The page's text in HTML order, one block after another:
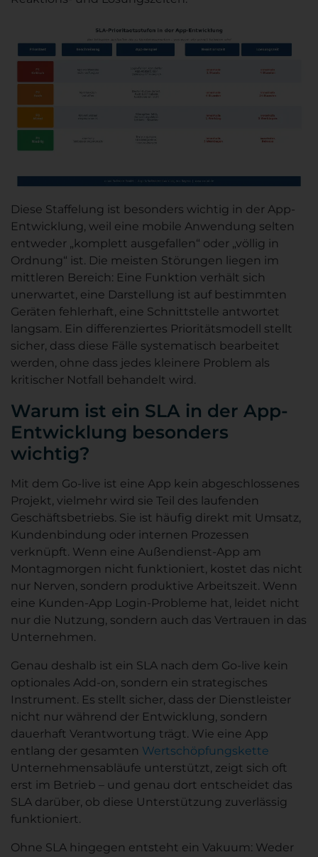
Diese Staffelung ist besonders wichtig in der App-
Entwicklung, weil eine mobile Anwendung selten
entweder „komplett ausgefallen“ oder „völlig in
Ordnung“ ist. Die meisten Störungen liegen im
mittleren Bereich: Eine Funktion verhält sich
unerwartet, eine Darstellung ist auf bestimmten
Geräten fehlerhaft, eine Schnittstelle antwortet
langsam. Ein differenziertes Prioritätsmodell stellt
sicher, dass diese Fälle systematisch bearbeitet
werden, ohne dass jedes kleinere Problem als
kritischer Notfall behandelt wird.
Warum ist ein SLA in der App-
Entwicklung besonders
wichtig?
Mit dem Go-live ist eine App kein abgeschlossenes
Projekt, vielmehr wird sie Teil des laufenden
Geschäftsbetriebs. Sie ist häufig direkt mit Umsatz,
Kundenbindung oder internen Prozessen
verknüpft. Wenn eine Außendienst-App am
Montagmorgen nicht funktioniert, kostet das nicht
nur Nerven, sondern produktive Arbeitszeit. Wenn
eine Kunden-App Login-Probleme hat, leidet nicht
nur die Nutzung, sondern auch das Vertrauen in das
Unternehmen.
Genau deshalb ist ein SLA nach dem Go-live kein
optionales Add-on, sondern ein strategisches
Instrument. Es stellt sicher, dass der Dienstleister
nicht nur während der Entwicklung, sondern
dauerhaft Verantwortung trägt. Wie eine App
entlang der gesamten Wertschöpfungskette
Unternehmensabläufe unterstützt, zeigt sich oft
erst im Betrieb – und genau dort entscheidet das
SLA darüber, ob diese Unterstützung zuverlässig
funktioniert.
Ohne SLA hingegen entsteht ein Vakuum: Weder